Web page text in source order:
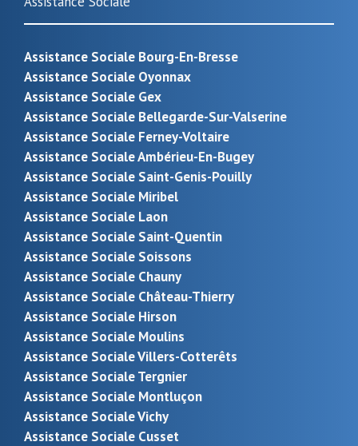
Assistance Sociale Bourg-En-Bresse
Assistance Sociale Oyonnax
Assistance Sociale Gex
Assistance Sociale Bellegarde-Sur-Valserine
Assistance Sociale Ferney-Voltaire
Assistance Sociale Ambérieu-En-Bugey
Assistance Sociale Saint-Genis-Pouilly
Assistance Sociale Miribel
Assistance Sociale Laon
Assistance Sociale Saint-Quentin
Assistance Sociale Soissons
Assistance Sociale Chauny
Assistance Sociale Château-Thierry
Assistance Sociale Hirson
Assistance Sociale Moulins
Assistance Sociale Villers-Cotterêts
Assistance Sociale Tergnier
Assistance Sociale Montluçon
Assistance Sociale Vichy
Assistance Sociale Cusset